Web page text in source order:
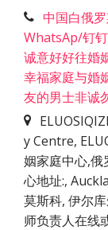
中国白俄
WhatsAp/钉钉
诚意好好往婚
幸福家庭与婚
友的男士非诚
y Centre,
姻家庭中心,俄
心地址:,
莫斯科, 伊尔
师负责人在线